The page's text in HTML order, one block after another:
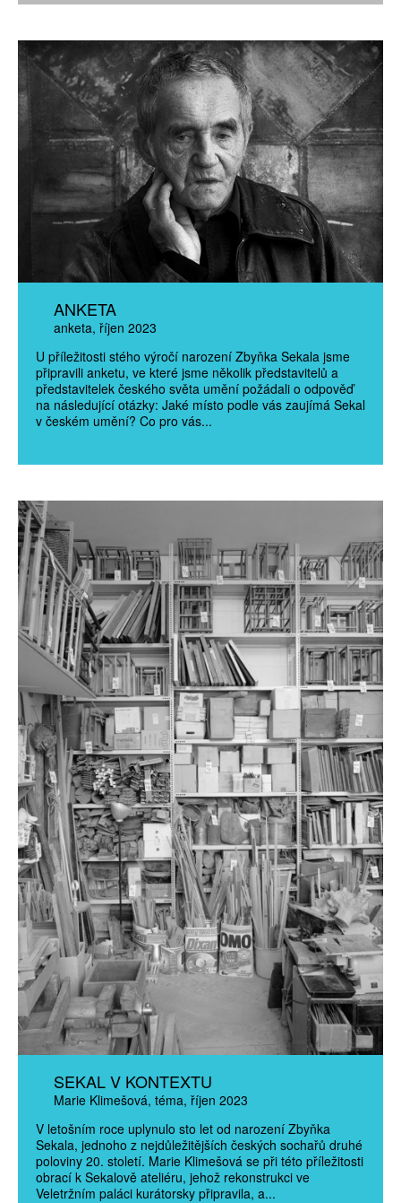
ANKETA
anketa říjen 2023
U příležitosti stého výročí narození Zbyňka Sekala jsme
připravili anketu, ve které jsme několik představitelů a
představitelek českého světa umění požádali o odpověď
na následující otázky: Jaké místo podle vás zaujímá Sekal
v českém umění? Co pro vás...
SEKAL V KONTEXTU
Marie Klimešová téma říjen 2023
V letošním roce uplynulo sto let od narození Zbyňka
Sekala, jednoho z nejdůležitějších českých sochařů druhé
poloviny 20. století. Marie Klimešová se při této příležitosti
obrací k Sekalově ateliéru, jehož rekonstrukci ve
Veletržním paláci kurátorsky připravila, a...